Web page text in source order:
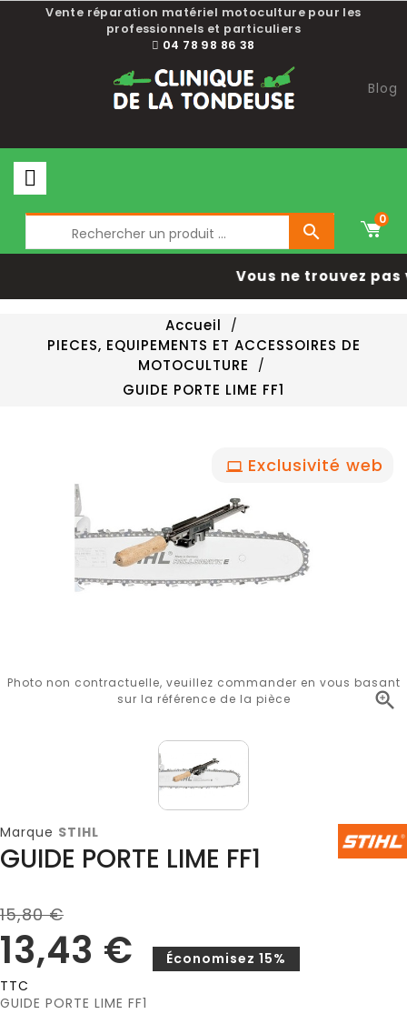
Vente réparation matériel motoculture pour les
professionnels et particuliers
04 78 98 86 38
Blog

0
Vous ne trouvez
Accueil
PIECES, EQUIPEMENTS ET ACCESSOIRES DE
MOTOCULTURE
GUIDE PORTE LIME FF1
Exclusivité web

Photo non contractuelle, veuillez commander en vous basant
sur la référence de la pièce
Marque STIHL
GUIDE PORTE LIME FF1
15,80 €
13,43 €
Économisez 15%
TTC
GUIDE PORTE LIME FF1